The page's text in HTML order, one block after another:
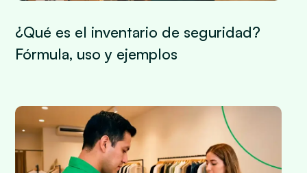
¿Qué es el inventario de seguridad?
Fórmula, uso y ejemplos